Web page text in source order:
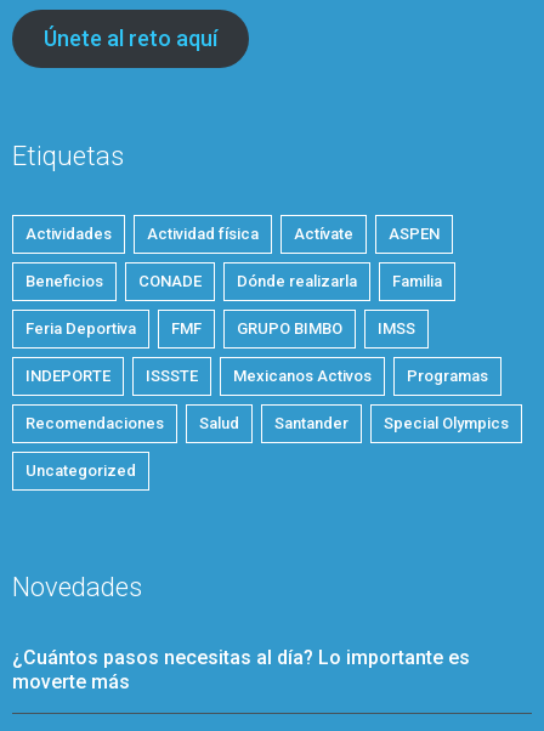
Únete al reto aquí
Etiquetas
Actividades Actividad física Actívate ASPEN
Beneficios CONADE Dónde realizarla Familia
Feria Deportiva FMF GRUPO BIMBO IMSS
INDEPORTE ISSSTE Mexicanos Activos Programas
Recomendaciones Salud Santander Special Olympics
Uncategorized
Novedades
¿Cuántos pasos necesitas al día? Lo importante es
moverte más